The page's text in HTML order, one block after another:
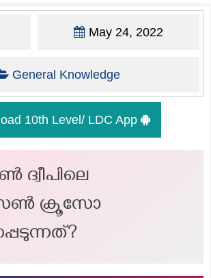
May 24, 2022
General Knowledge
10th Level/ LDC App
ദ്വീപിലെ
ക്രൂസോ